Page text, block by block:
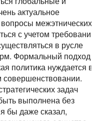
актуальное
межэтнических
с учетом
в русле
Формальный подход
политика нуждается в
задач
выполнена без
бы даже сказал,